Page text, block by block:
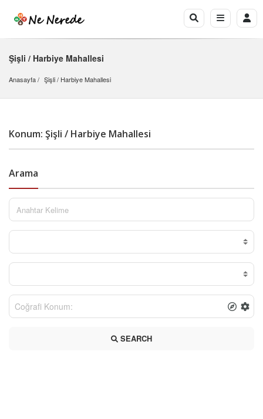
Şişli / Harbiye Mahallesi
Anasayfa Şişli / Harbiye Mahallesi
Konum: Şişli / Harbiye Mahallesi
Arama
SEARCH